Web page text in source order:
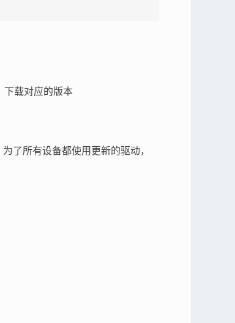
下载对应的版本
了所有设备都使用更新的驱动，